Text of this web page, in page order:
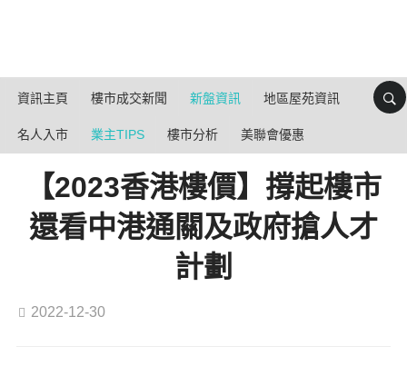
資訊主頁 樓市成交新聞 新盤資訊 地區屋苑資訊
名人入市 業主TIPS 樓市分析 美聯會優惠
【2023香港樓價】撐起樓市
還看中港通關及政府搶人才
計劃
2022-12-30